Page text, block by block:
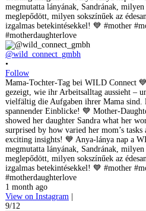
@wild_connect_gmbh
•
Follow
Mama-Tochter-Tag bei WILD Connect
gezeigt, wie ihr Arbeitsalltag aussieht –
vielfältig die Aufgaben ihrer Mama sind.
spannender Einblicke! 💙 Mother-
showed her daughter Sandra what her
surprised by how varied her mom’s
exciting insights! 💙 Anya-lánya nap a
megmutatta lányának, Sandrának,
meglepődött, milyen sokszínűek az
izgalmas betekintésekkel! 💙 #mother
#motherdaughterlove
1 month ago
View on Instagram |
9/12